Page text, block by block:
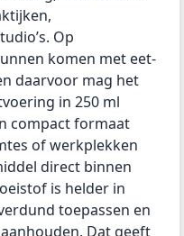
Op
komen met eet-
daarvoor mag het
in 250 ml
compact formaat
of werkplekken
direct binnen
is helder in
toepassen en
Dat geeft